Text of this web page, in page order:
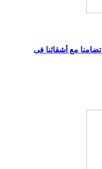
مع أشقائنا فى